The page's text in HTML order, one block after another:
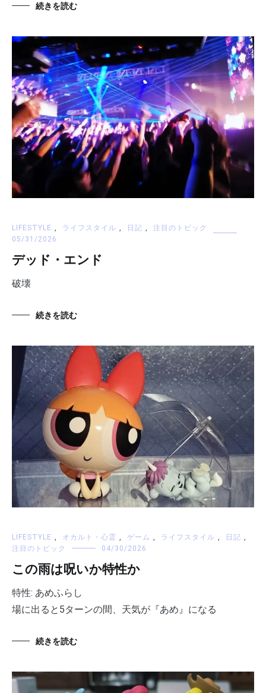
続きを読む
LIFESTYLE , ライフスタイル , 日記 ,
注目のトピック
05/31/2026
デッド・エンド
破壊
続きを読む
LIFESTYLE , オカルト・心霊 , ゲーム , ライフスタイル , 日記 ,
注目のトピック
04/30/2026
この雨は呪いか特性か
特性: あめふらし
場に出ると5ターンの間、天気が『あめ』になる
続きを読む